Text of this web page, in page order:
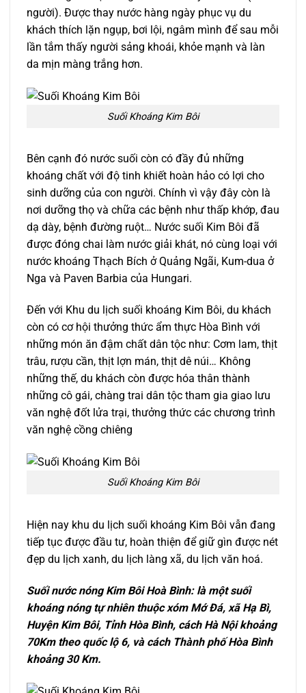
người). Được thay nước hàng ngày phục vụ du
khách thích lặn ngụp, bơi lội, ngâm mình để sau mỗi
lần tắm thấy người sảng khoái, khỏe mạnh và làn
da mịn màng trắng hơn.
Suối Khoáng Kim Bôi
Bên cạnh đó nước suối còn có đầy đủ những
khoáng chất với độ tinh khiết hoàn hảo có lợi cho
sinh dưỡng của con người. Chính vì vậy đây còn là
nơi dưỡng thọ và chữa các bệnh như thấp khớp, đau
dạ dày, bệnh đường ruột… Nước suối Kim Bôi đã
được đóng chai làm nước giải khát, nó cùng loại với
nước khoáng Thạch Bích ở Quảng Ngãi, Kum-dua ở
Nga và Paven Barbia của Hungari.
Đến với Khu du lịch suối khoáng Kim Bôi, du khách
còn có cơ hội thưởng thức ẩm thực Hòa Bình với
những món ăn đậm chất dân tộc như: Cơm lam, thịt
trâu, rượu cần, thịt lợn mán, thịt dê núi… Không
những thế, du khách còn được hóa thân thành
những cô gái, chàng trai dân tộc tham gia giao lưu
văn nghệ đốt lửa trại, thưởng thức các chương trình
văn nghệ cồng chiêng
Suối Khoáng Kim Bôi
Hiện nay khu du lịch suối khoáng Kim Bôi vẫn đang
tiếp tục được đầu tư, hoàn thiện để giữ gìn được nét
đẹp du lịch xanh, du lịch làng xã, du lịch văn hoá.
Suối nước nóng Kim Bôi Hoà Bình: là một suối
khoáng nóng tự nhiên thuộc xóm Mớ Đá, xã Hạ Bì,
Huyện Kim Bôi, Tỉnh Hòa Bình, cách Hà Nội khoảng
70Km theo quốc lộ 6, và cách Thành phố Hòa Bình
khoảng 30 Km.